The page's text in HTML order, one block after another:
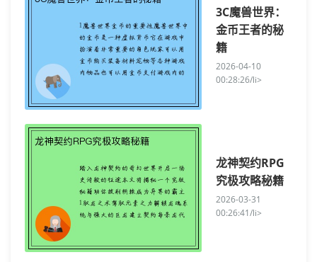
3C魔兽世界：
金币王者的秘
籍
2026-04-10
00:28:26/li>
龙神契约RPG
究极攻略秘籍
2026-03-31
00:26:41/li>